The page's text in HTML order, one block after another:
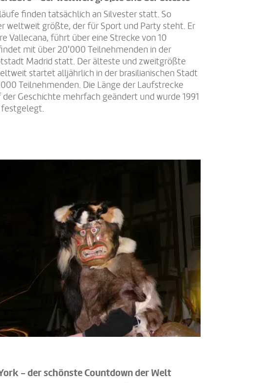
finden tatsächlich an Silvester statt. So
weltweit größte, der für Sport und Party steht. Er
Vallecana, führt über eine Strecke von 10
mit über 20'000 Teilnehmenden in der
Madrid statt. Der älteste und zweitgrößte
startet alljährlich in der brasilianischen Stadt
Teilnehmenden. Die Länge der Laufstrecke
Geschichte mehrfach geändert und wurde 1991
festgelegt.
- der schönste Countdown der Welt